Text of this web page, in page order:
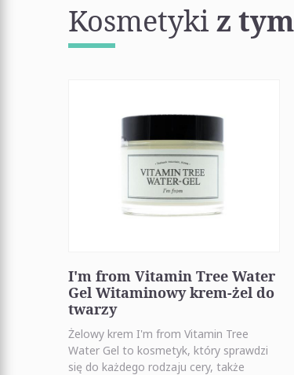
Kosmetyki z
I'm from Vitamin Tree Water
Gel Witaminowy krem-żel do
twarzy
Żelowy krem I'm from Vitamin Tree
Water Gel to kosmetyk, który sprawdzi
się do każdego rodzaju cery, także